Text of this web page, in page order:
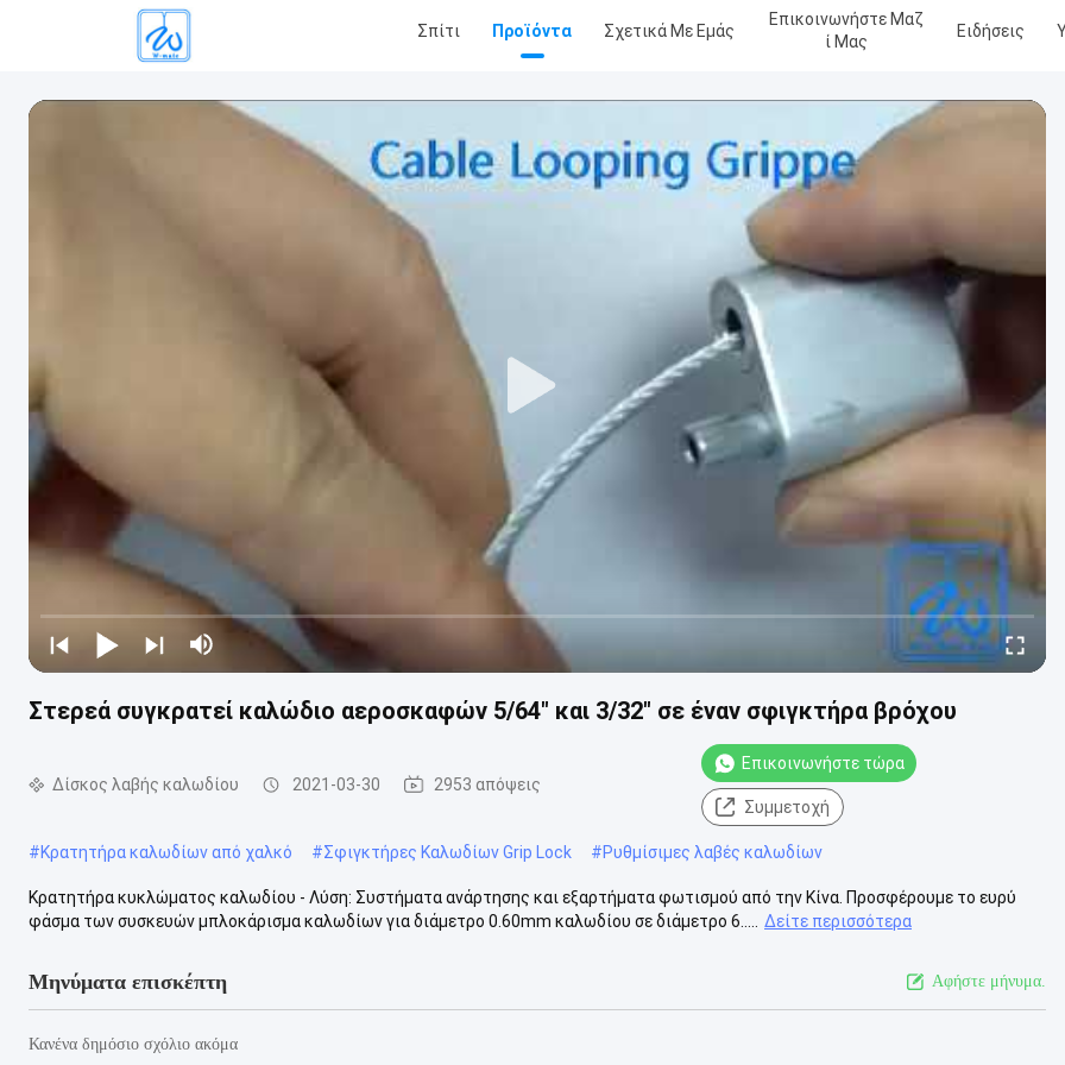
Σπίτι Προϊόντα Σχετικά Με Εμάς
Επικοινωνήστε Μαζ
Ί Μας
Ειδήσεις
Στερεά συγκρατεί καλώδιο αεροσκαφών 5/64″ και 3/32″ σε έναν σφιγκτήρα βρόχου
Δίσκος λαβής καλωδίου 2021-03-30 2953 απόψεις
Επικοινωνήστε τώρα
Συμμετοχή
#Κρατητήρα καλωδίων από χαλκό #Σφιγκτήρες Καλωδίων Grip Lock #Ρυθμίσιμες λαβές καλωδίων
Κρατητήρα κυκλώματος καλωδίου - Λύση: Συστήματα ανάρτησης και εξαρτήματα φωτισμού από την Κίνα. Προσφέρουμε το ευρύ
φάσμα των συσκευών μπλοκάρισμα καλωδίων για διάμετρο 0.60mm καλωδίου σε διάμετρο 6.....
Δείτε περισσότερα
Μηνύματα επισκέπτη Αφήστε μήνυμα.
Κανένα δημόσιο σχόλιο ακόμα